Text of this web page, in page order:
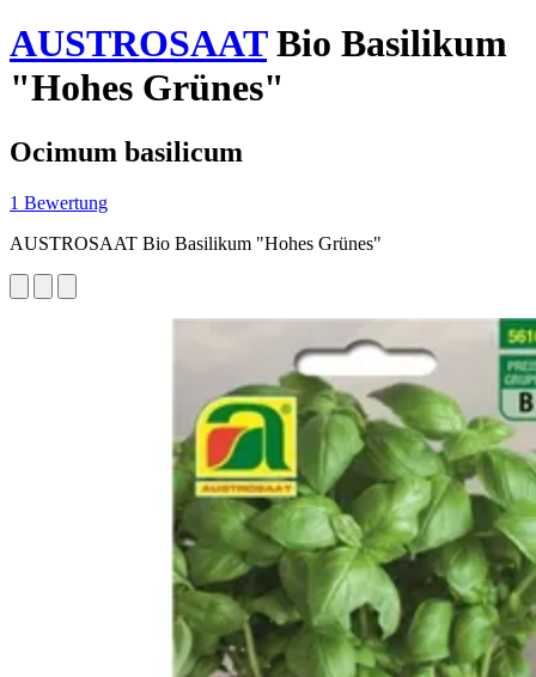
AUSTROSAATBio Basilikum
"Hohes Grünes"
Ocimum basilicum
1 Bewertung
AUSTROSAAT Bio Basilikum "Hohes Grünes"